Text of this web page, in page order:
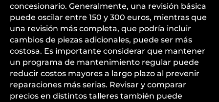
concesionario. Generalmente, una revisión básica
puede oscilar entre 150 y 300 euros, mientras que
una revisión más completa, que podría incluir
cambios de piezas adicionales, puede ser más
costosa. Es importante considerar que mantener
un programa de mantenimiento regular puede
reducir costos mayores a largo plazo al prevenir
reparaciones más serias. Revisar y comparar
precios en distintos talleres también puede